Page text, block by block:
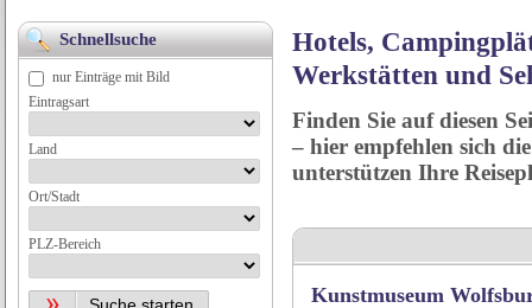
Hotels,
Werkstätten und
Finden Sie auf diesen
– hier empfehlen sich
unterstützen Ihre
Kunstmuseum
Schnellsuche
nur Einträge mit Bild
Eintragsart
Land
Ort/Stadt
PLZ-Bereich